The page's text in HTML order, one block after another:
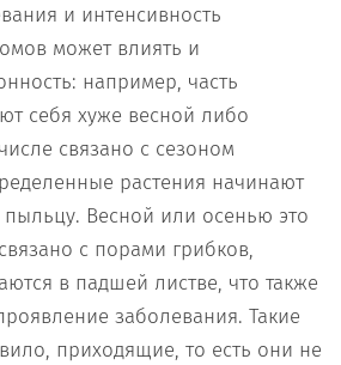
и интенсивность
может влиять и
например, часть
себя хуже весной либо
связано с сезоном
растения начинают
пыльцу. Весной или осенью это
с порами грибков,
в падшей листве, что также
заболевания. Такие
приходящие, то есть они не